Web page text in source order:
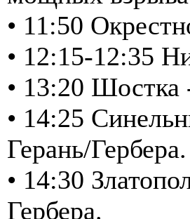
• 11:50
• 12:15-12:35
• 13:20 Шостка
• 14:25
Герань/Гербера.
• 14:30
Гербера.